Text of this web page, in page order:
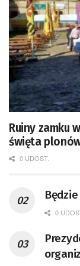
Ruiny zamku
święta
0 UDOST.
0